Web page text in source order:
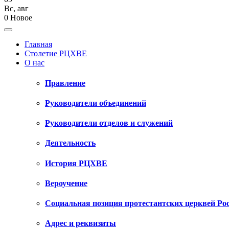
Вс, авг
0 Новое
Главная
Столетие РЦХВЕ
О нас
Правление
Руководители объединений
Руководители отделов и служений
Деятельность
История РЦХВЕ
Вероучение
Социальная позиция протестантских церквей
Адрес и реквизиты